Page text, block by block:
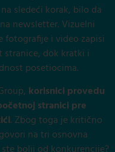
sledeći korak, bilo da
newsletter. Vizuelni
fotografije i video zapisi
dok kratki i
posetiocima.
korisnici provedu
stranici pre
. Zbog toga je kritično
na tri osnovna